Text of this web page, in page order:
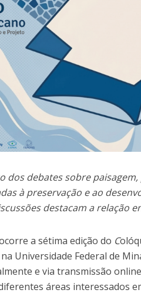
dos debates sobre
à preservação e ao
destacam a relação
a sétima edição do C
Universidade Federal de
e via transmissão
áreas interessados